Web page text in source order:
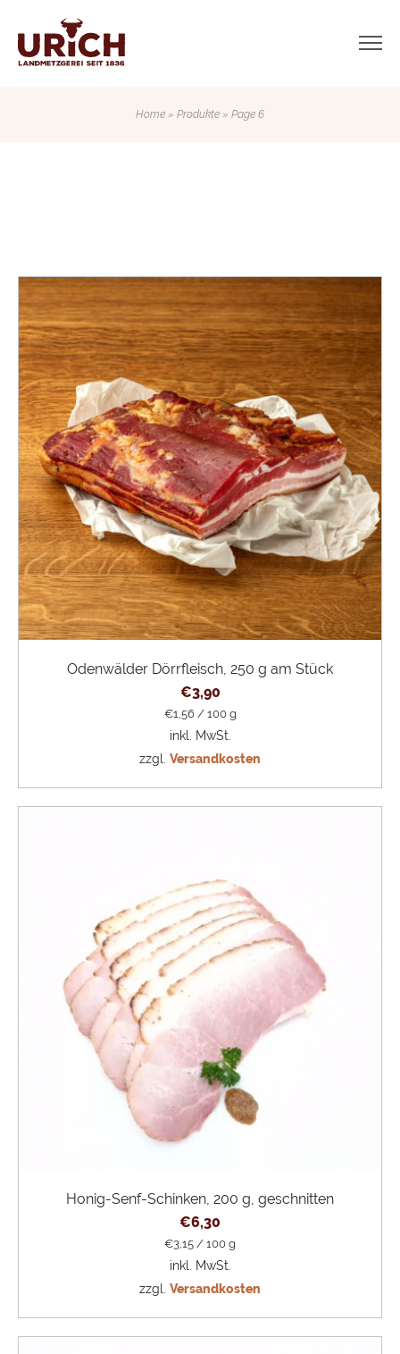
Home » Produkte » Page 6
Odenwälder Dörrfleisch, 250 g am Stück
€3,90
€1,56/ 100 g
inkl. MwSt.
zzgl. Versandkosten
Honig-Senf-Schinken, 200 g, geschnitten
€6,30
€3,15 / 100 g
inkl. MwSt.
zzgl. Versandkosten